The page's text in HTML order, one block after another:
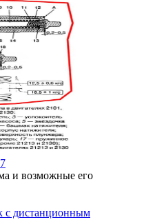
и возможные его